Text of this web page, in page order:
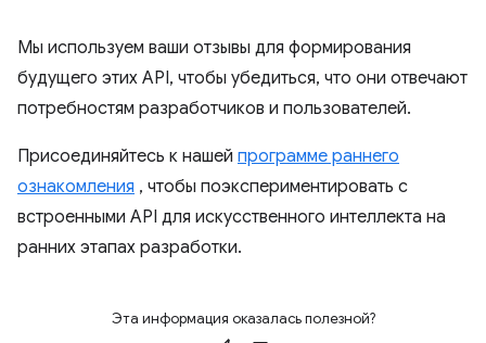
Мы используем ваши отзывы для формирования
будущего этих API, чтобы убедиться, что они отвечают
потребностям разработчиков и пользователей.
Присоединяйтесь к нашей программе раннего
ознакомления , чтобы поэкспериментировать с
встроенными API для искусственного интеллекта на
ранних этапах разработки.
Эта информация оказалась полезной?